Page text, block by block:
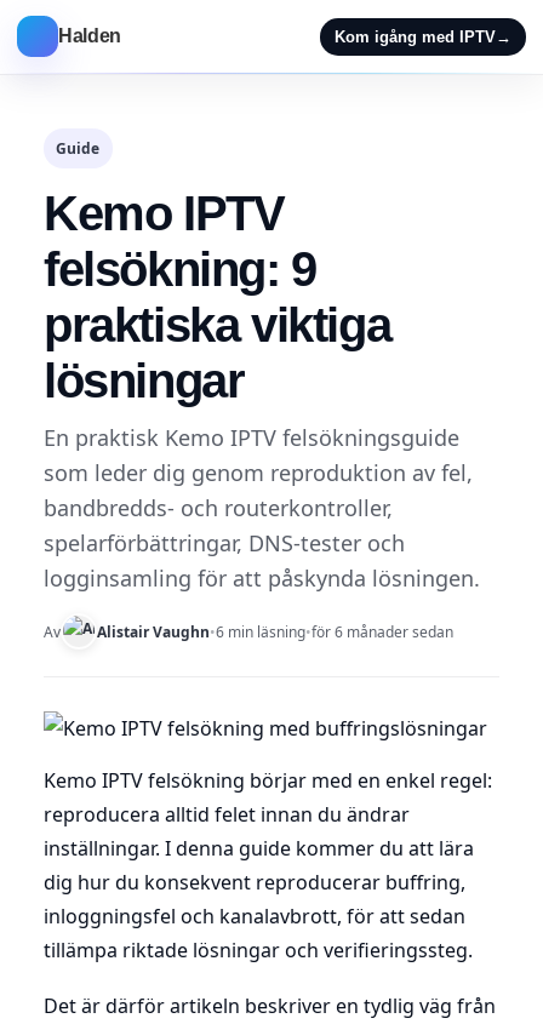
Halden Kom igång med IPTV→
Guide
Kemo IPTV
felsökning: 9
praktiska viktiga
lösningar
En praktisk Kemo IPTV felsökningsguide
som leder dig genom reproduktion av fel,
bandbredds- och routerkontroller,
spelarförbättringar, DNS-tester och
logginsamling för att påskynda lösningen.
Av Alistair Vaughn•6 min läsning•för 6 månader sedan
Kemo IPTV felsökning börjar med en enkel regel:
reproducera alltid felet innan du ändrar
inställningar. I denna guide kommer du att lära
dig hur du konsekvent reproducerar buffring,
inloggningsfel och kanalavbrott, för att sedan
tillämpa riktade lösningar och verifieringssteg.
Det är därför artikeln beskriver en tydlig väg från